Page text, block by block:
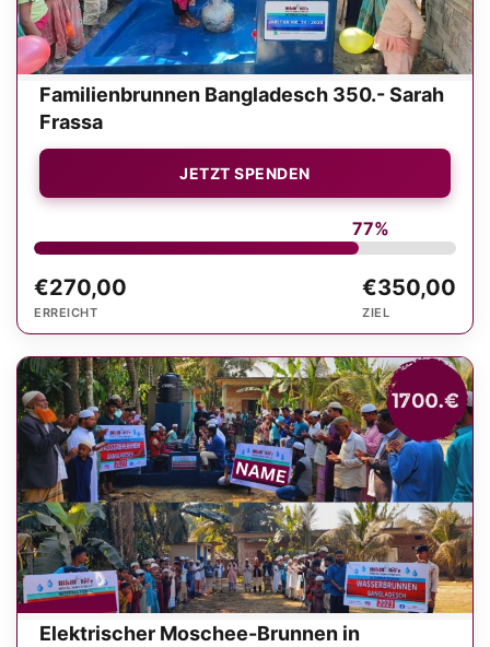
Familienbrunnen Bangladesch 350.- Sarah
Frassa
JETZT SPENDEN
77%
€270,00
ERREICHT
€350,00
ZIEL
Elektrischer Moschee-Brunnen in